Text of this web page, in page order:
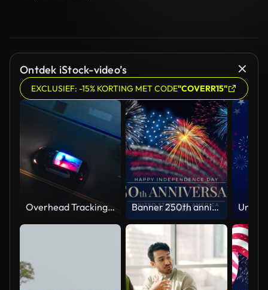
Ontdek iStock-video’s
EXCLUSIEF: -15% KORTING MET CODE"COVERR15"
Overhead Tracking Drone Shot of a Police Car Driving on a City Street with Lights On at Night Banner 250th anniversary of the USA. 250 years of independence. 4th of july 2026 usa independence day, video greeting card. US flag fireworks on blue sky background. Fourth of july. 4k seamless loop